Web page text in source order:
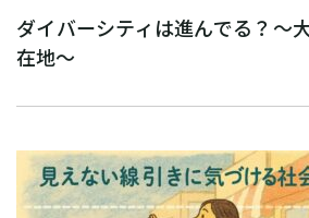
ダイバーシティは進んでる？～
在地～